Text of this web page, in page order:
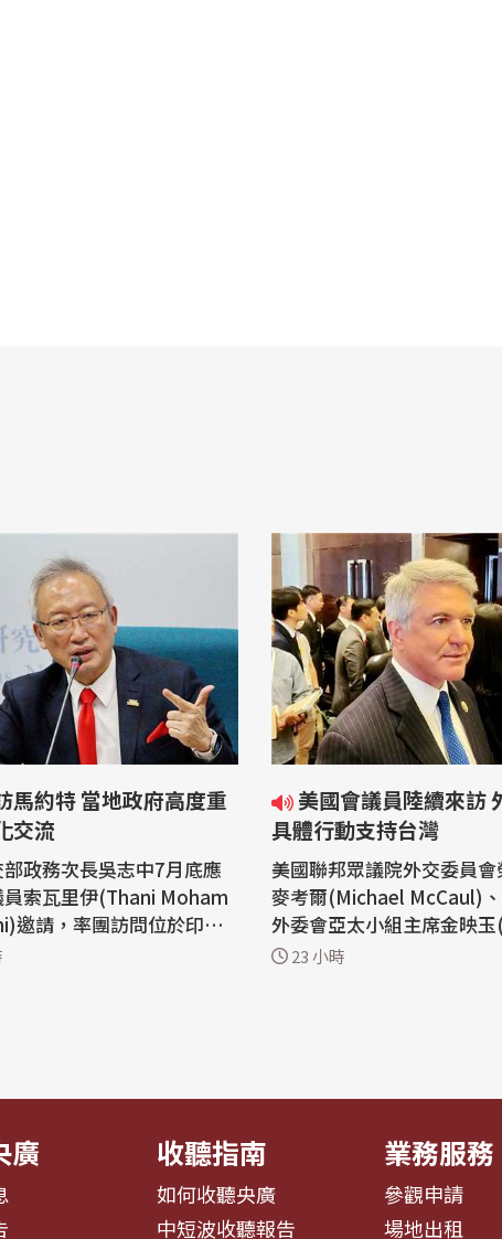
馬約特 當地政府高度重
交流
政務次長吳志中7月底應
員索瓦里伊(Thani Moham
邀請，率團訪問位於印度
外省馬約特(Mayotte)相
美國會議員陸續來訪 外交部：
具體行動支持台灣
美國聯邦眾議院外交委員
麥考爾(Michael McCaul)
外委會亞太小組主席金映
im)等多位跨黨派眾議員在
23 小時
廣 收聽指南
如何收聽央廣
中短波收聽報告
業務服務
參觀申請
場地出租